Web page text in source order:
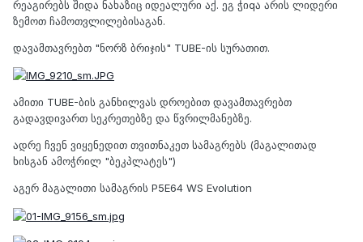
რეაგირებს შიდა ნახაზიც იდეალური აქ. ეგ ჭიqა არის ლიდერი
ზემოთ ჩამოთვლილებისაგან.
დავამთავრებთ "ნორზ ბრიჯის" TUBE-ის სურათით.
ამითი TUBE-ბის განხილვას დროებით დავამთავრებთ
გადავდივართ სეკრეთებზე და წვრილმანებზე.
ადრე ჩვენ ვიყენედით თვითნაკეთ სამაგრებს (მაგალითად
ხისგან ამოჭრილ "ბეკპლატეს")
აგერ მაგალითი სამაგრის P5E64 WS Evolution